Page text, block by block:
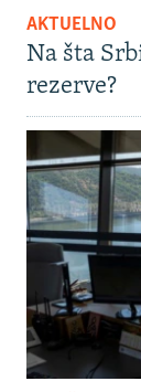
AKTUELNO
Na šta
rezerve?